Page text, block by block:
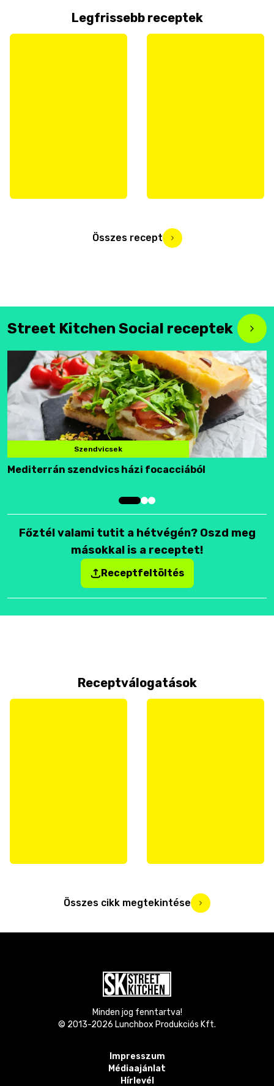
Legfrissebb receptek
Összes recept
Street Kitchen Social receptek
Szendvicsek
Mediterrán szendvics házi focacciából
Főztél valami tutit a hétvégén? Oszd meg
másokkal is a receptet!
Receptfeltöltés
Receptválogatások
Összes cikk megtekintése
Minden jog fenntartva!
© 2013-2026 Lunchbox Produkciós Kft.
Impresszum
Médiaajánlat
Hírlevél